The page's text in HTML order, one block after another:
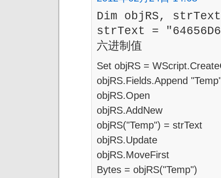
Dim objRS,
strText =
六进制值
Set objRS =
objRS.Fields.Append
objRS.Open
objRS.AddNew
objRS("Temp") = strText
objRS.Update
objRS.MoveFirst
Bytes = objRS("Temp")